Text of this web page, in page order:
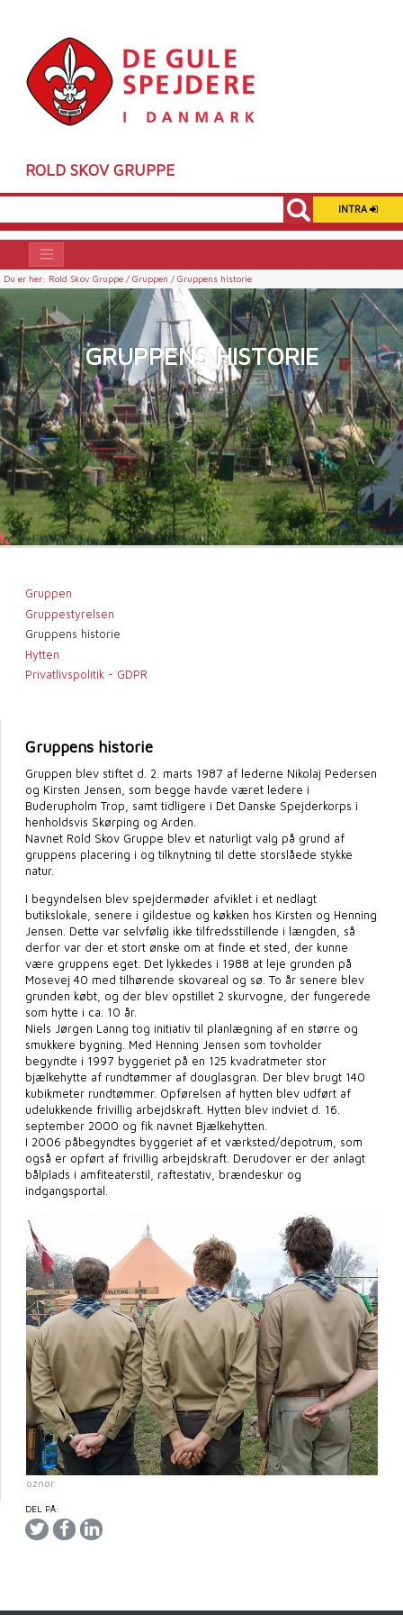
ROLD SKOV GRUPPE
INTRA
Du er her: Rold Skov Gruppe /Gruppen /Gruppens historie
GRUPPENS HISTORIE
Gruppen
Gruppestyrelsen
Gruppens historie
Hytten
Privatlivspolitik - GDPR
Gruppens historie
Gruppen blev stiftet d. 2. marts 1987 af lederne Nikolaj Pedersen
og Kirsten Jensen, som begge havde været ledere i
Buderupholm Trop, samt tidligere i Det Danske Spejderkorps i
henholdsvis Skørping og Arden.
Navnet Rold Skov Gruppe blev et naturligt valg på grund af
gruppens placering i og tilknytning til dette storslåede stykke
natur.
I begyndelsen blev spejdermøder afviklet i et nedlagt
butikslokale, senere i gildestue og køkken hos Kirsten og Henning
Jensen. Dette var selvfølig ikke tilfredsstillende i længden, så
derfor var der et stort ønske om at finde et sted, der kunne
være gruppens eget. Det lykkedes i 1988 at leje grunden på
Mosevej 40 med tilhørende skovareal og sø. To år senere blev
grunden købt, og der blev opstillet 2 skurvogne, der fungerede
som hytte i ca. 10 år.
Niels Jørgen Lanng tog initiativ til planlægning af en større og
smukkere bygning. Med Henning Jensen som tovholder
begyndte i 1997 byggeriet på en 125 kvadratmeter stor
bjælkehytte af rundtømmer af douglasgran. Der blev brugt 140
kubikmeter rundtømmer. Opførelsen af hytten blev udført af
udelukkende frivillig arbejdskraft. Hytten blev indviet d. 16.
september 2000 og fik navnet Bjælkehytten.
I 2006 påbegyndtes byggeriet af et værksted/depotrum, som
også er opført af frivillig arbejdskraft. Derudover er der anlagt
bålplads i amfiteaterstil, raftestativ, brændeskur og
indgangsportal.
oznor
DEL PÅ: